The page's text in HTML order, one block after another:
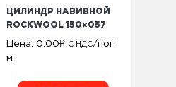
ЦИЛИНДР НАВИВНОЙ
ROCKWOOL 150×057
Цена:0.00₽ С НДС/пог.
м